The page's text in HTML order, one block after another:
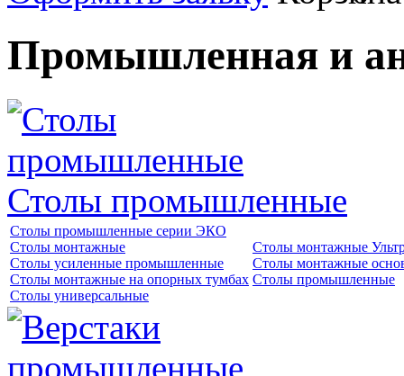
Промышленная и
Столы промышленные
Столы промышленные серии ЭКО
Столы монтажные
Столы усиленные промышленные
Столы монтажные на опорных тумбах
Столы универсальные
Столы монтажные
Столы монтажные
Столы промышленные